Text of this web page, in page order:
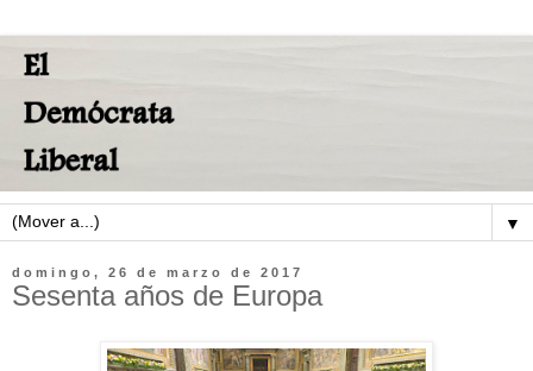
▼
domingo, 26 de marzo de 2017
Sesenta años de Europa